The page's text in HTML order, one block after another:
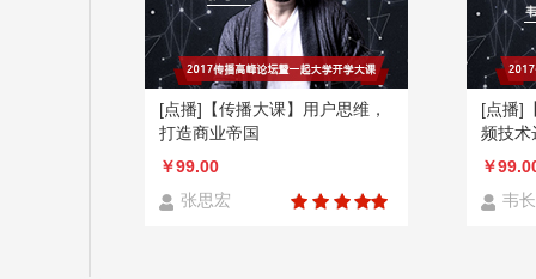
[点播]【传播大课】用户思维，
打造商业帝国
￥99.00
张思宏
[点播]
频技术
￥
韦